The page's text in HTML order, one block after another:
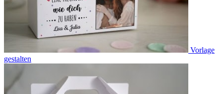
Vorlage
gestalten